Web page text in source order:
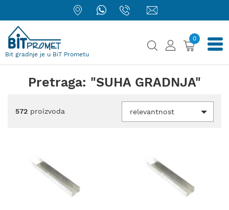
Bit gradnje je u BiT Prometu
0
Pretraga: "SUHA GRADNJA"
572 proizvoda relevantnost